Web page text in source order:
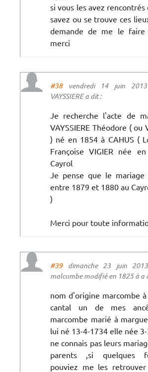
si vous les avez rencontrés
savez ou se trouve ces
demande de me le faire
merci
#38vendredi 14 juin
VAYSSIERE a dit :
Je recherche l'acte de
VAYSSIERE Théodore ( ou
) né en 1854 à CAHUS (
Françoise VIGIER née
Cayrol
Je pense que le
entre 1879 et 1880 au
)
Merci pour toute
#39dimanche 23 juin
malcombe modifié en 1825 à a
nom d'origine marcombe
cantal un de mes
marcombe marié à
lui né 13-4-1734 elle née
ne connais pas leurs
parents ,si quelques
pouviez me les